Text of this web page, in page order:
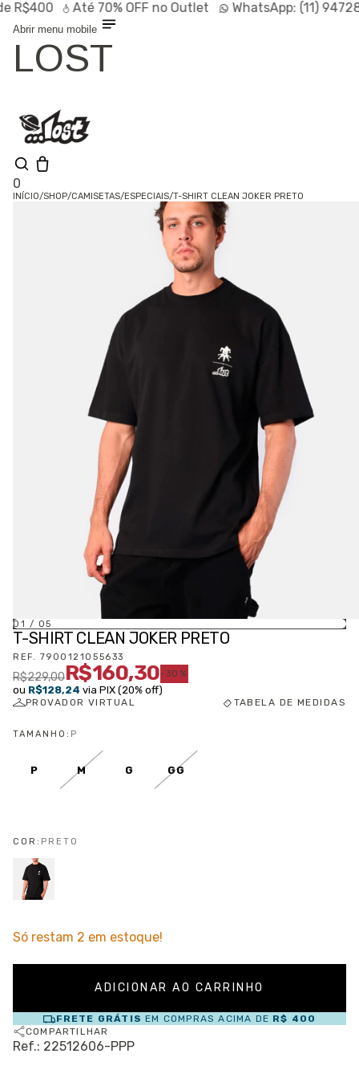
Até70% OFFno Outlet WhatsApp:(11) 94728-
Abrir menu mobile
LOST
0
INÍCIO/SHOP/CAMISETAS/ESPECIAIS/T-SHIRT CLEAN JOKER PRETO
01 / 05
T-SHIRT CLEAN JOKER PRETO
REF. 7900121055633
R$229,00R$160,30-30 %
ou R$128,24 via PIX (20% off)
PROVADOR VIRTUAL TABELA DE MEDIDAS
TAMANHO: P
P M G GG
COR: PRETO
Só restam 2 em estoque!
FRETE GRÁTIS EM COMPRAS ACIMA DE R$ 400
COMPARTILHAR
Ref.: 22512606-PPP